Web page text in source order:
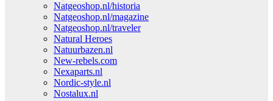
Natgeoshop.nl/historia
Natgeoshop.nl/magazine
Natgeoshop.nl/traveler
Natural Heroes
Natuurbazen.nl
New-rebels.com
Nexaparts.nl
Nordic-style.nl
Nostalux.nl